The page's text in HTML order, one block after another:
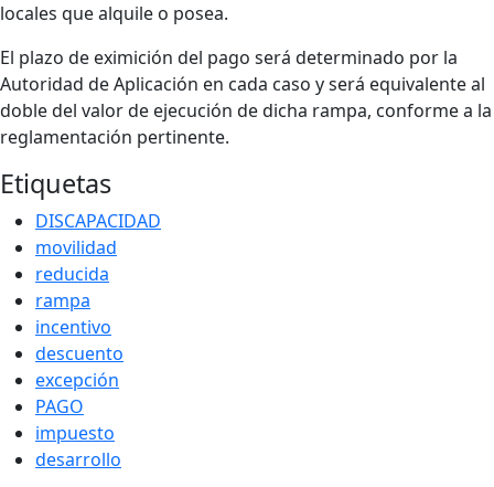
locales que alquile o posea.
El plazo de eximición del pago será determinado por la
Autoridad de Aplicación en cada caso y será equivalente al
doble del valor de ejecución de dicha rampa, conforme a la
reglamentación pertinente.
Etiquetas
DISCAPACIDAD
movilidad
reducida
rampa
incentivo
descuento
excepción
PAGO
impuesto
desarrollo